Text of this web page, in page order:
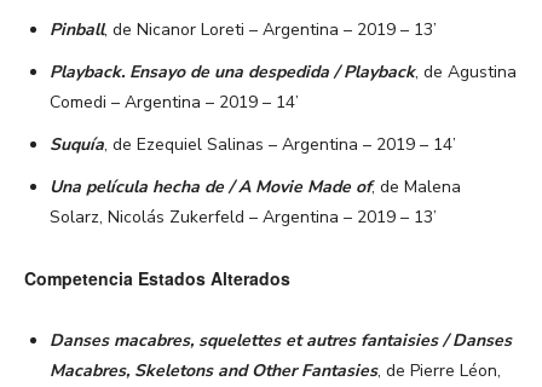
Pinball, de Nicanor Loreti – Argentina – 2019 – 13’
Playback. Ensayo de una despedida / Playback, de Agustina
Comedi – Argentina – 2019 – 14’
Suquía, de Ezequiel Salinas – Argentina – 2019 – 14’
Una película hecha de / A Movie Made of, de Malena
Solarz, Nicolás Zukerfeld – Argentina – 2019 – 13’
Competencia Estados Alterados
Danses macabres, squelettes et autres fantaisies / Danses
Macabres, Skeletons and Other Fantasies, de Pierre Léon,